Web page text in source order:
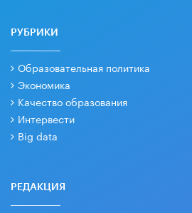
РУБРИКИ
Образовательная политика
Экономика
Качество образования
Интервести
Big data
РЕДАКЦИЯ